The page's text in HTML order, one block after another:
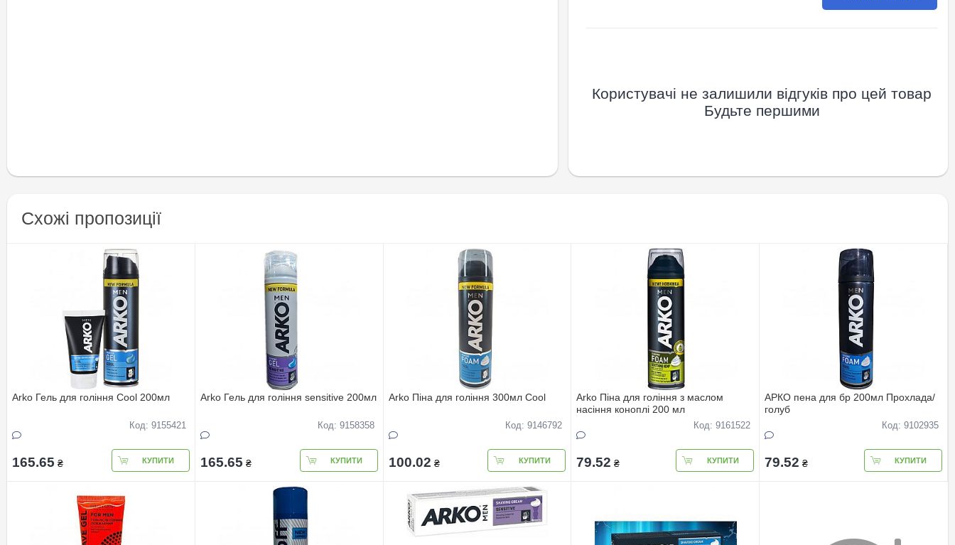
Користувачі не залишили відгуків про цей товар
Будьте першими
Схожі пропозиції
Arko Гель для гоління Cool 200мл
Код: 9155421
165.65 ₴ КУПИТИ
Arko Гель для гоління sensitive 200мл
Код: 9158358
165.65 ₴ КУПИТИ
Arko Піна для гоління 300мл Cool
Код: 9146792
100.02 ₴ КУПИТИ
Arko Піна для гоління з маслом
насіння коноплі 200 мл
Код: 9161522
79.52 ₴ КУПИТИ
АРКО пена для бр 200мл Прохлада/
голуб
Код: 9102935
79.52 ₴ КУПИТИ